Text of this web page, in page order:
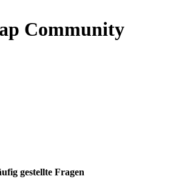
Community
gestellte Fragen